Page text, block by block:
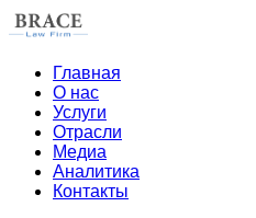
Главная
О нас
Услуги
Отрасли
Медиа
Аналитика
Контакты